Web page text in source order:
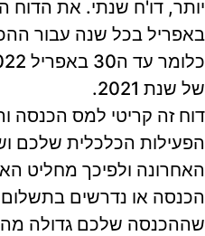
באפריל בכל שנה עבור
של שנת 2021.
דוח זה קריטי למס הכנסה
הפעילות הכלכלית שלכם
האחרונה ולפיכך מחליט
הכנסה או נדרשים בתשלום
שההכנסה שלכם גדולה